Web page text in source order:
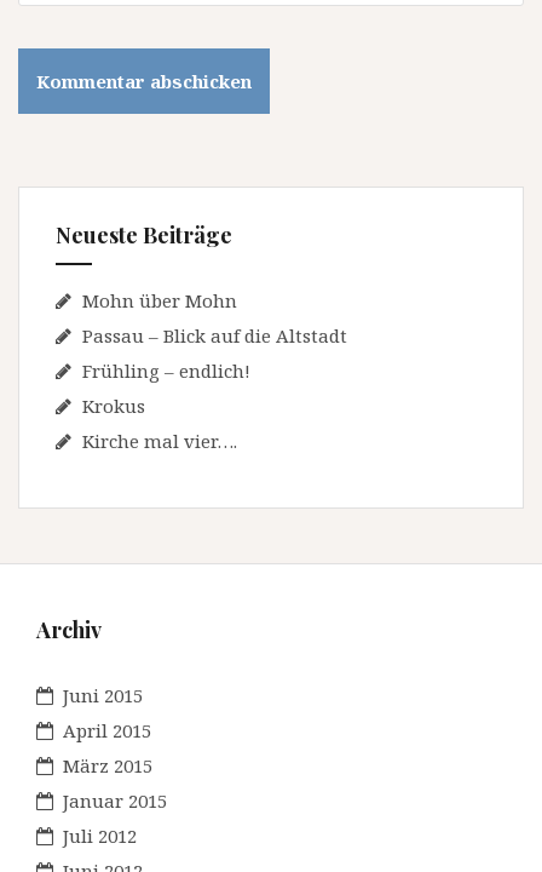
Neueste Beiträge
Mohn über Mohn
Passau – Blick auf die Altstadt
Frühling – endlich!
Krokus
Kirche mal vier….
Archiv
Juni 2015
April 2015
März 2015
Januar 2015
Juli 2012